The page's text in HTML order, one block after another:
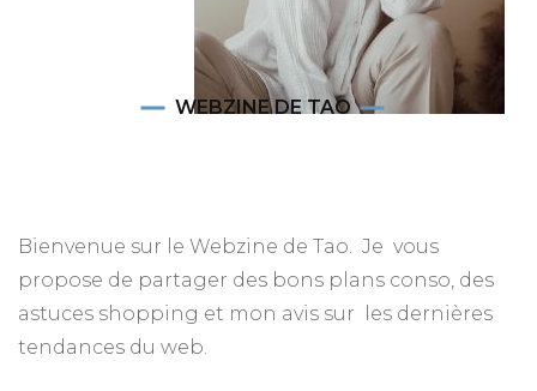
WEBZINE DE TAO
Bienvenue sur le Webzine de Tao. Je vous
propose de partager des bons plans conso, des
astuces shopping et mon avis sur les dernières
tendances du web.